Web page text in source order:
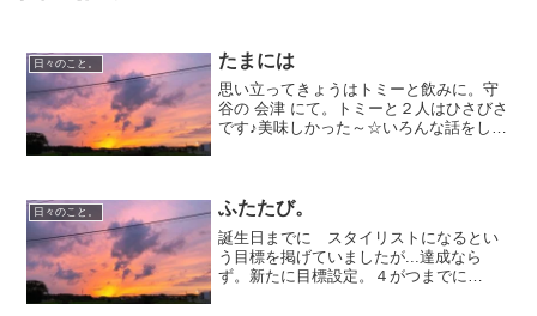
日々のこと。 たまには
思い立ってきょうはトミーと飲みに。守
谷の 会津 にて。トミーと２人はひさびさ
です♪美味しかった～☆いろんな話をして
日々のこと。 ふたたび。
誕生日までに スタイリストになるとい
う目標を掲げていましたが...達成なら
ず。新たに目標設定。４がつまでに